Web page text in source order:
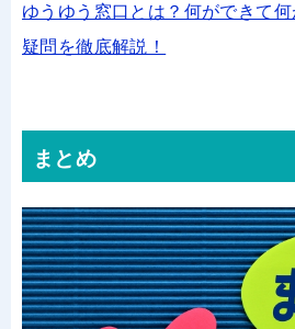
ゆうゆう窓口とは？何ができて
疑問を徹底解説！
まとめ